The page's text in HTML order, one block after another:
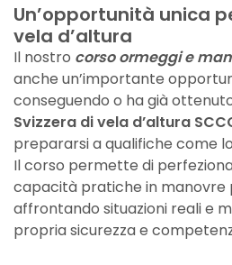
Un’opportunità unica
vela d’altura
Il nostro corso ormeggi e
anche un’importante
conseguendo o ha già
Svizzera di vela d’altura
prepararsi a qualifiche come lo
Il corso permette di
capacità pratiche in manovre
affrontando situazioni reali e
propria sicurezza e